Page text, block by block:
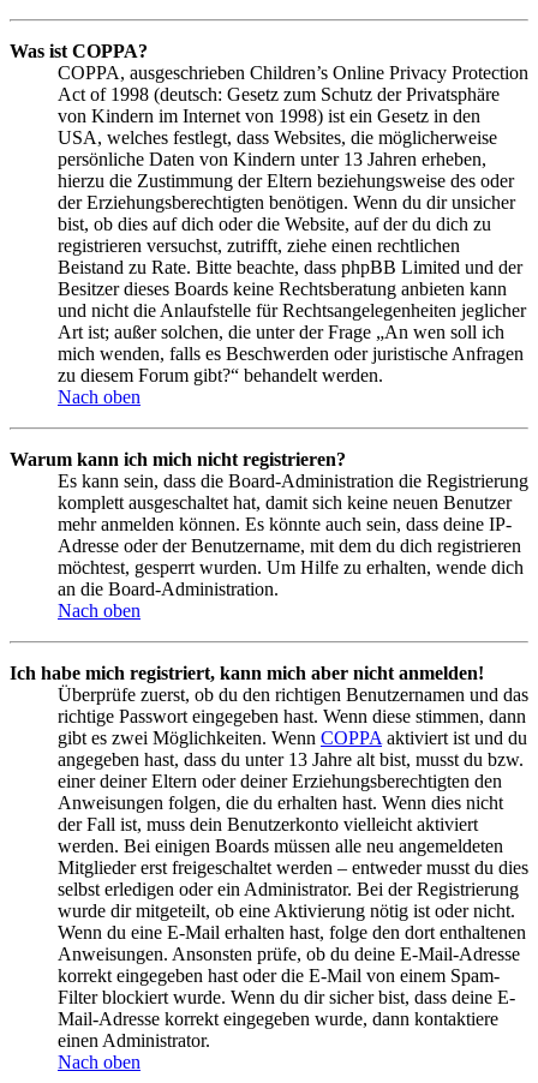
Was ist COPPA?
COPPA, ausgeschrieben Children’s Online Privacy Protection
Act of 1998 (deutsch: Gesetz zum Schutz der Privatsphäre
von Kindern im Internet von 1998) ist ein Gesetz in den
USA, welches festlegt, dass Websites, die möglicherweise
persönliche Daten von Kindern unter 13 Jahren erheben,
hierzu die Zustimmung der Eltern beziehungsweise des oder
der Erziehungsberechtigten benötigen. Wenn du dir unsicher
bist, ob dies auf dich oder die Website, auf der du dich zu
registrieren versuchst, zutrifft, ziehe einen rechtlichen
Beistand zu Rate. Bitte beachte, dass phpBB Limited und der
Besitzer dieses Boards keine Rechtsberatung anbieten kann
und nicht die Anlaufstelle für Rechtsangelegenheiten jeglicher
Art ist; außer solchen, die unter der Frage „An wen soll ich
mich wenden, falls es Beschwerden oder juristische Anfragen
zu diesem Forum gibt?“ behandelt werden.
Nach oben
Warum kann ich mich nicht registrieren?
Es kann sein, dass die Board-Administration die Registrierung
komplett ausgeschaltet hat, damit sich keine neuen Benutzer
mehr anmelden können. Es könnte auch sein, dass deine IP-
Adresse oder der Benutzername, mit dem du dich registrieren
möchtest, gesperrt wurden. Um Hilfe zu erhalten, wende dich
an die Board-Administration.
Nach oben
Ich habe mich registriert, kann mich aber nicht anmelden!
Überprüfe zuerst, ob du den richtigen Benutzernamen und das
richtige Passwort eingegeben hast. Wenn diese stimmen, dann
gibt es zwei Möglichkeiten. Wenn COPPA aktiviert ist und du
angegeben hast, dass du unter 13 Jahre alt bist, musst du bzw.
einer deiner Eltern oder deiner Erziehungsberechtigten den
Anweisungen folgen, die du erhalten hast. Wenn dies nicht
der Fall ist, muss dein Benutzerkonto vielleicht aktiviert
werden. Bei einigen Boards müssen alle neu angemeldeten
Mitglieder erst freigeschaltet werden – entweder musst du dies
selbst erledigen oder ein Administrator. Bei der Registrierung
wurde dir mitgeteilt, ob eine Aktivierung nötig ist oder nicht.
Wenn du eine E-Mail erhalten hast, folge den dort enthaltenen
Anweisungen. Ansonsten prüfe, ob du deine E-Mail-Adresse
korrekt eingegeben hast oder die E-Mail von einem Spam-
Filter blockiert wurde. Wenn du dir sicher bist, dass deine E-
Mail-Adresse korrekt eingegeben wurde, dann kontaktiere
einen Administrator.
Nach oben